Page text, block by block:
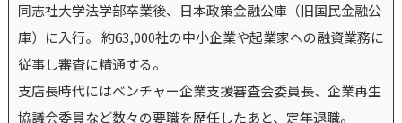
同志社大学法学部卒業後、日本政策金融公庫（旧国民金融公
庫）に入行。 約63,000社の中小企業や起業家への融資業務に
従事し審査に精通する。
支店長時代にはベンチャー企業支援審査会委員長、企業再生
協議会委員など数々の要職を歴任したあと、定年退職。